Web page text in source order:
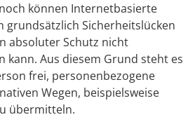
können Internetbasierte
grundsätzlich Sicherheitslücken
absoluter Schutz nicht
kann. Aus diesem Grund steht es
frei, personenbezogene
Wegen, beispielsweise
übermitteln.